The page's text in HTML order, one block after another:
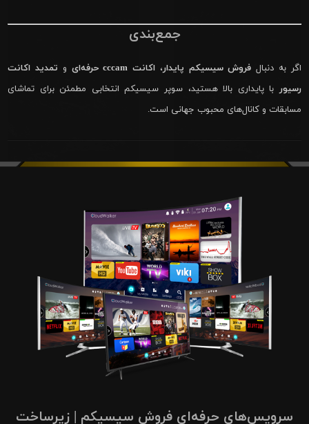
جمع‌بندی
اگر به دنبال فروش سیسیکم پایدار، اکانت cccam حرفه‌ای و تمدید اکانت
رسیور با پایداری بالا هستید، سوپر سیسیکم انتخابی مطمئن برای تماشای
مسابقات و کانال‌های محبوب جهانی است.
سرویس‌های حرفه‌ای فروش سیسیکم | زیرساخت